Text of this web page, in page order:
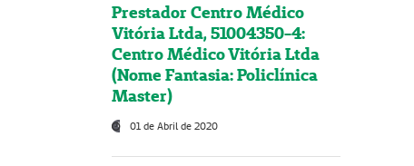
Prestador Centro Médico
Vitória Ltda, 51004350-4:
Centro Médico Vitória Ltda
(Nome Fantasia: Policlínica
Master)
01 de Abril de 2020